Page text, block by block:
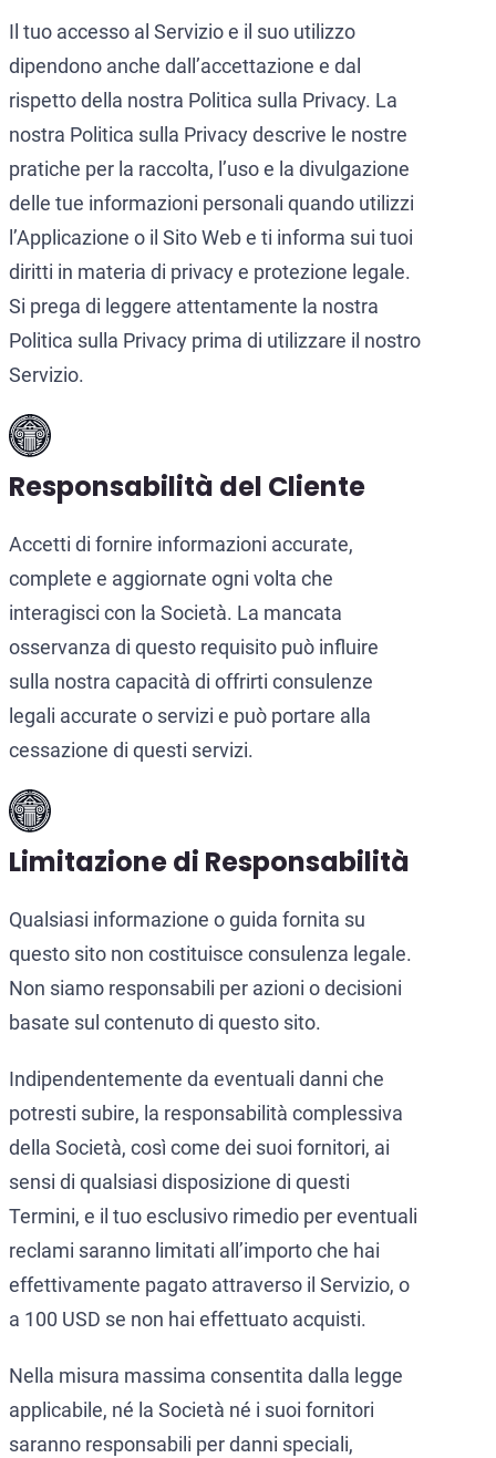
Il tuo accesso al Servizio e il suo utilizzo
dipendono anche dall’accettazione e dal
rispetto della nostra Politica sulla Privacy. La
nostra Politica sulla Privacy descrive le nostre
pratiche per la raccolta, l’uso e la divulgazione
delle tue informazioni personali quando utilizzi
l’Applicazione o il Sito Web e ti informa sui tuoi
diritti in materia di privacy e protezione legale.
Si prega di leggere attentamente la nostra
Politica sulla Privacy prima di utilizzare il nostro
Servizio.
Responsabilità del Cliente
Accetti di fornire informazioni accurate,
complete e aggiornate ogni volta che
interagisci con la Società. La mancata
osservanza di questo requisito può influire
sulla nostra capacità di offrirti consulenze
legali accurate o servizi e può portare alla
cessazione di questi servizi.
Limitazione di Responsabilità
Qualsiasi informazione o guida fornita su
questo sito non costituisce consulenza legale.
Non siamo responsabili per azioni o decisioni
basate sul contenuto di questo sito.
Indipendentemente da eventuali danni che
potresti subire, la responsabilità complessiva
della Società, così come dei suoi fornitori, ai
sensi di qualsiasi disposizione di questi
Termini, e il tuo esclusivo rimedio per eventuali
reclami saranno limitati all’importo che hai
effettivamente pagato attraverso il Servizio, o
a 100 USD se non hai effettuato acquisti.
Nella misura massima consentita dalla legge
applicabile, né la Società né i suoi fornitori
saranno responsabili per danni speciali,